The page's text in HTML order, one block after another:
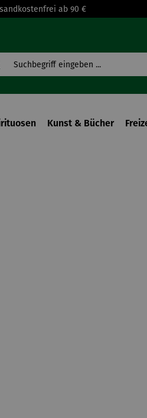
ab 90 €
Kunst & Bücher